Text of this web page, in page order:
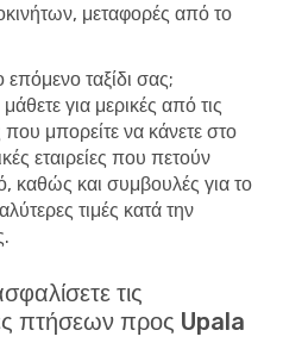
μεταφορές από το
ταξίδι σας;
για μερικές από τις
μπορείτε να κάνετε στο
εταιρείες που πετούν
καθώς και συμβουλές για το
τιμές κατά την
τις
πτήσεων προς Upala